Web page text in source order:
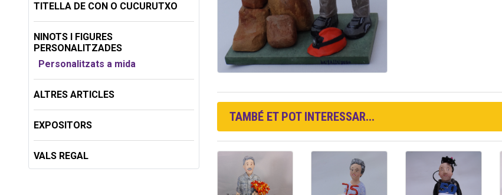
TITELLA DE CON O CUCURUTXO
NINOTS I FIGURES
PERSONALITZADES
Personalitzats a mida
ALTRES ARTICLES
EXPOSITORS
VALS REGAL
TAMBÉ ET POT INTERESSAR...